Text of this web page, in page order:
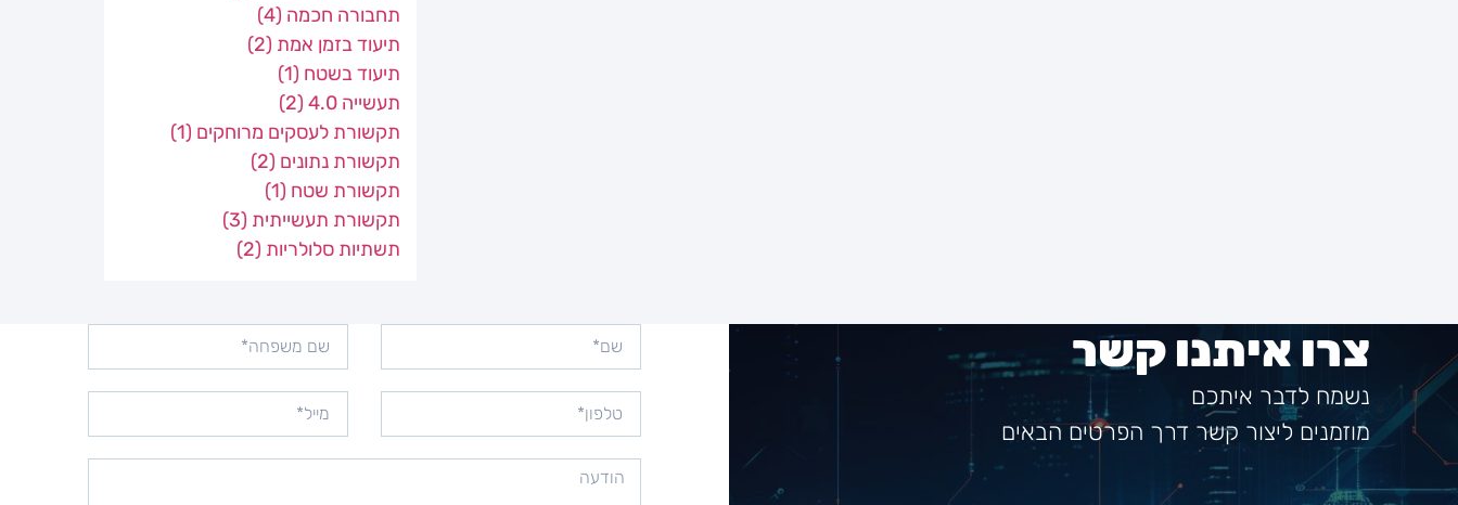
תחבורה חכמה (4)
תיעוד בזמן אמת (2)
תיעוד בשטח (1)
תעשייה 4.0
(2)
תקשורת לעסקים מרוחקים (1)
תקשורת נתונים (2)
תקשורת שטח (1)
תקשורת תעשייתית (3)
תשתיות סלולריות (2)
צרו איתנו קשר
נשמח לדבר איתכם
מוזמנים ליצור קשר דרך הפרטים הבאים